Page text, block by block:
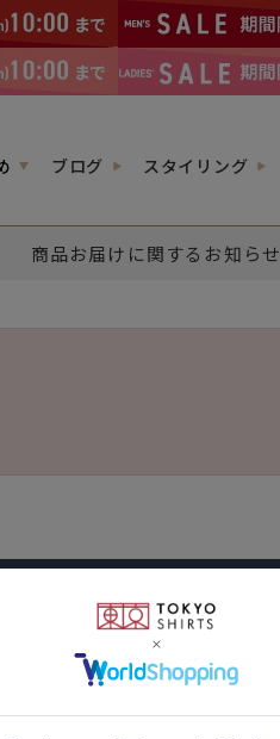
ブログ スタイリング
商品お届けに関するお知らせ